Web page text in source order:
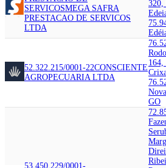
SERVICOSMEGA SAFRA
PRESTACAO DE SERVICOS
LTDA
320,
52.322.215/0001-22CONSCIENTE
AGROPECUARIA LTDA
164,
GO
53.450.229/0001-